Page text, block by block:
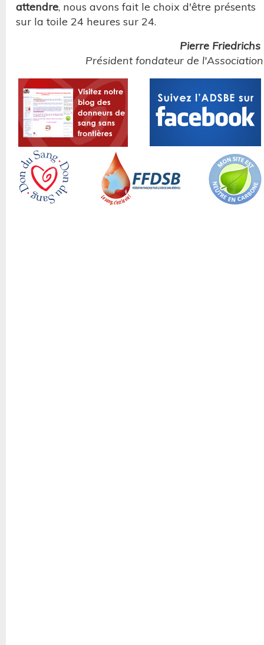
attendre, nous avons fait le choix d'être présents
sur la toile 24 heures sur 24.
Pierre Friedrichs
Président fondateur de l'Association